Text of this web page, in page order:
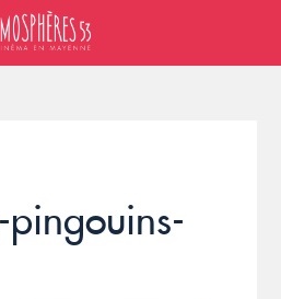
pingouins-